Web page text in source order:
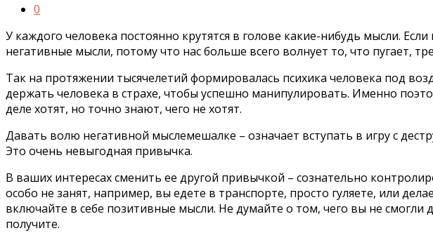
0
У каждого человека постоянно крутятся в голове какие-нибудь мысли.
негативные мысли, потому что нас больше всего волнует то, что пугает,
Так на протяжении тысячелетий формировалась психика человека под
держать человека в страхе, чтобы успешно манипулировать. Именно
деле хотят, но точно знают, чего не хотят.
Давать волю негативной мыслемешалке – означает вступать в игру с
Это очень невыгодная привычка.
В ваших интересах сменить ее другой привычкой – сознательно
особо не занят, например, вы едете в транспорте, просто гуляете, или
включайте в себе позитивные мысли. Не думайте о том, чего вы не смогли
получите.